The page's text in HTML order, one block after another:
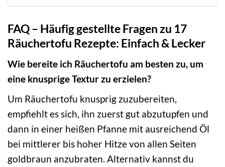
FAQ – Häufig gestellte Fragen zu 17
Räuchertofu Rezepte: Einfach & Lecker
Wie bereite ich Räuchertofu am besten zu, um
eine knusprige Textur zu erzielen?
Um Räuchertofu knusprig zuzubereiten,
empfiehlt es sich, ihn zuerst gut abzutupfen und
dann in einer heißen Pfanne mit ausreichend Öl
bei mittlerer bis hoher Hitze von allen Seiten
goldbraun anzubraten. Alternativ kannst du